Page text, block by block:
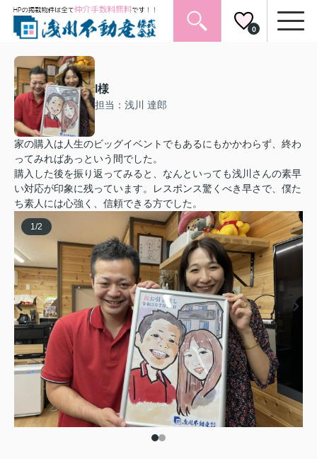
0
I様
担当：浅川 達郎
家の購入は人生のビッグイベントでもあるにもかかわらず、終わ
ってみればあっという間でした。
購入した後を振り返ってみると、なんといっても浅川さんの素早
い対応が印象に残っています。レスポンス驚くべき早さで、僕た
ち素人には心強く、信頼できる方でした。
1 /2